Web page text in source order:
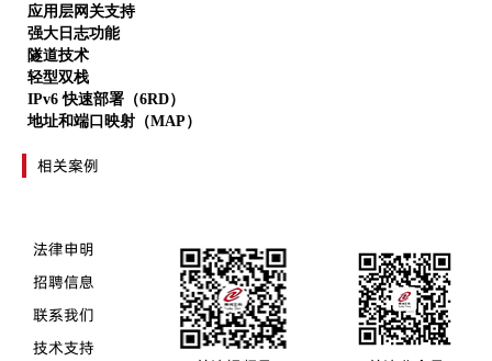
应用层网关支持
强大日志功能
隧道技术
轻型双栈
IPv6 快速部署（6RD）
地址和端口映射（MAP）
相关案例
法律申明
招聘信息
联系我们
技术支持